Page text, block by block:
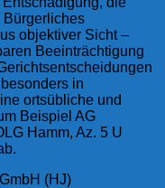
Bürgerliches
objektiver Sicht –
Beeinträchtigung
in
ortsübliche und
Beispiel AG
Hamm, Az. 5 U
(HJ)